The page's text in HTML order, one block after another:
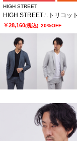
HIGH STREET
￥28,160(税込) 20%OFF